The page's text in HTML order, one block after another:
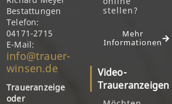
Bestattungen
Telefon:
04171-2715
E-Mail:
info@trauer-
winsen.de
Traueranzeige
oder
stellen?
Mehr
Informationen
Video-
Traueranzeigen